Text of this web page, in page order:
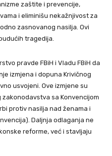
zaštite i prevencije,
i eliminišu nekažnjivost za
zasnovanog nasilja. Ovi
tragedija.
pravde FBiH i Vladu FBiH da
izmjena i dopuna Krivičnog
usvojeni. Ove izmjene su
sa Konvencijom
protiv nasilja nad ženama i
Daljnja odlaganja ne
reforme, već i stavljaju